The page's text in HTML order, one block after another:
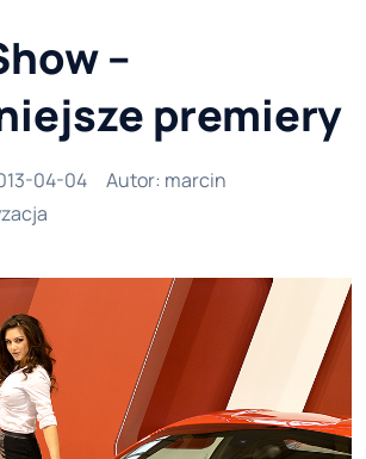
–
premiery
04-04 Autor: marcin